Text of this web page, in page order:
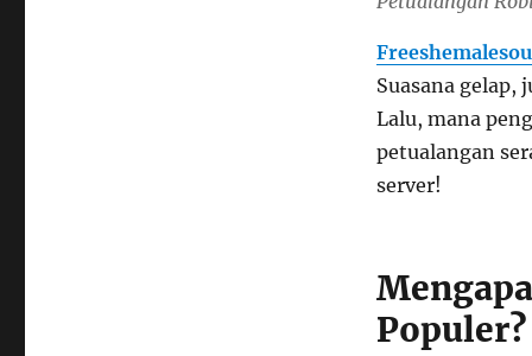
Suasana
Lalu, mana
petualangan
server!
Populer?